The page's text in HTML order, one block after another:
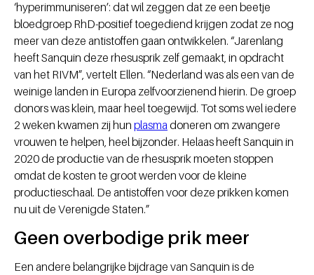
‘hyperimmuniseren’: dat wil zeggen dat ze een beetje
bloedgroep RhD-positief toegediend krijgen zodat ze nog
meer van deze antistoffen gaan ontwikkelen. “Jarenlang
heeft Sanquin deze rhesusprik zelf gemaakt, in opdracht
van het RIVM”, vertelt Ellen. “Nederland was als een van de
weinige landen in Europa zelfvoorzienend hierin. De groep
donors was klein, maar heel toegewijd. Tot soms wel iedere
2 weken kwamen zij hun plasma doneren om zwangere
vrouwen te helpen, heel bijzonder. Helaas heeft Sanquin in
2020 de productie van de rhesusprik moeten stoppen
omdat de kosten te groot werden voor de kleine
productieschaal. De antistoffen voor deze prikken komen
nu uit de Verenigde Staten.”
Geen overbodige prik meer
Een andere belangrijke bijdrage van Sanquin is de